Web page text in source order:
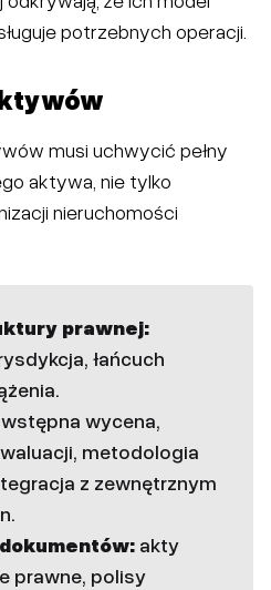
potrzebnych operacji.
musi uchwycić pełny
aktywa, nie tylko
nieruchomości
prawnej:
łańcuch
wstępna wycena,
metodologia
z zewnętrznym
akty
prawne, polisy